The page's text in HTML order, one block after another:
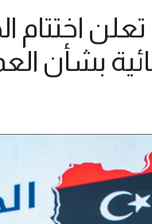
تعلن اختتام
بشأن